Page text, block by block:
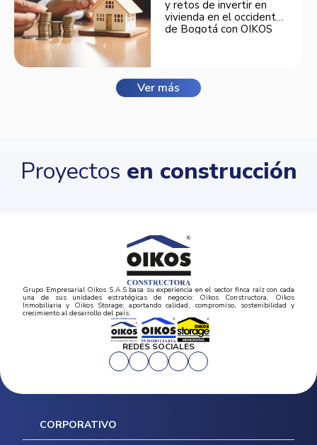
y retos de invertir en
vivienda en el occidente
de Bogotá con OIKOS
Ver más
Proyectos en construcción
Grupo Empresarial Oikos S.A.S basa su experiencia en el sector finca raíz con cada
una de sus unidades estratégicas de negocio: Oikos Constructora, Oikos
Inmobiliaria y Oikos Storage; aportando calidad, compromiso, sostenibilidad y
crecimiento al desarrollo del país.
REDES SOCIALES
CORPORATIVO